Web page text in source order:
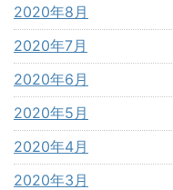
2020年8月
2020年7月
2020年6月
2020年5月
2020年4月
2020年3月